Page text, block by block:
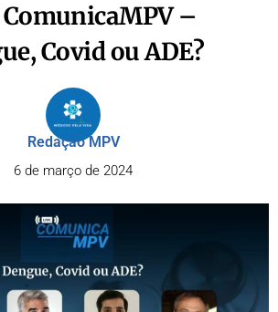
ComunicaMPV –
Covid ou ADE?​
Redação MPV
6 de março de 2024